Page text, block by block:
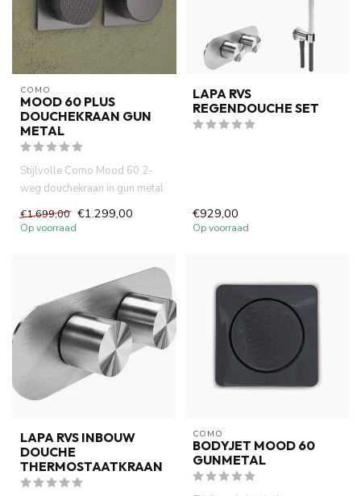
COMO
MOOD 60 PLUS
DOUCHEKRAAN GUN
METAL
Stijlvolle Como Mood 60 2-
weg douchekraan in gun metal
met vierkante rozetten. K...
€1.699,00 €1.299,00
Op voorraad
LAPA RVS
REGENDOUCHE SET
€929,00
Op voorraad
LAPA RVS INBOUW
DOUCHE
THERMOSTAATKRAAN
COMO
BODYJET MOOD 60
GUNMETAL